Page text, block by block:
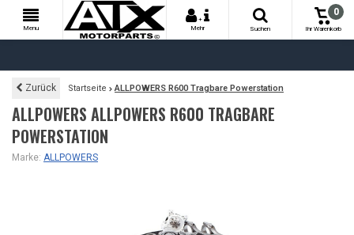
Menu
+
Mehr
Suchen
0
Ihr Warenkorb
Zurück Startseite ALLPOWERS R600 Tragbare Powerstation
ALLPOWERS ALLPOWERS R600 TRAGBARE
POWERSTATION
Marke: ALLPOWERS